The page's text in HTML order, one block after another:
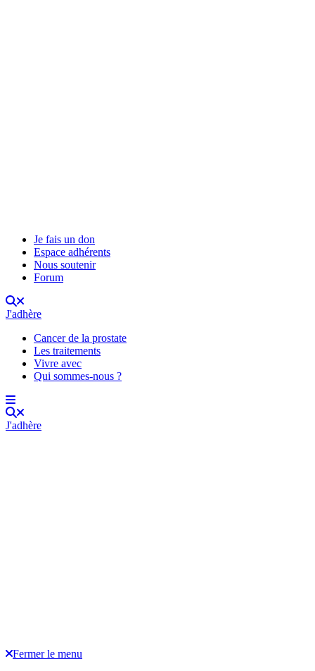
Je fais un don
Espace adhérents
Nous soutenir
Forum
J'adhère
Cancer de la prostate
Les traitements
Vivre avec
Qui sommes-nous ?
J'adhère
Fermer le menu